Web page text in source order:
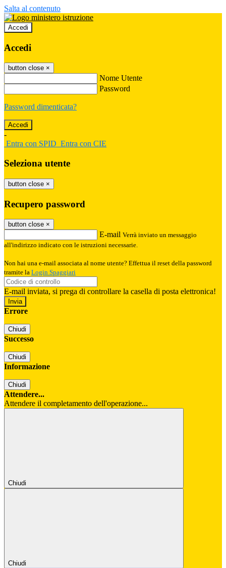
Salta al contenuto
Accedi
Accedi
button close ×
Nome Utente
Password
Password dimenticata?
-
Entra con SPID Entra con CIE
Seleziona utente
button close ×
Recupero password
button close ×
E-mail Verrà inviato un messaggio
all'indirizzo indicato con le istruzioni necessarie.
Non hai una e-mail associata al nome utente? Effettua il reset della password
tramite la Login Spaggiari
E-mail inviata, si prega di controllare la casella di posta elettronica!
Errore
Chiudi
Successo
Chiudi
Informazione
Chiudi
Attendere...
Attendere il completamento dell'operazione...
Chiudi
Chiudi